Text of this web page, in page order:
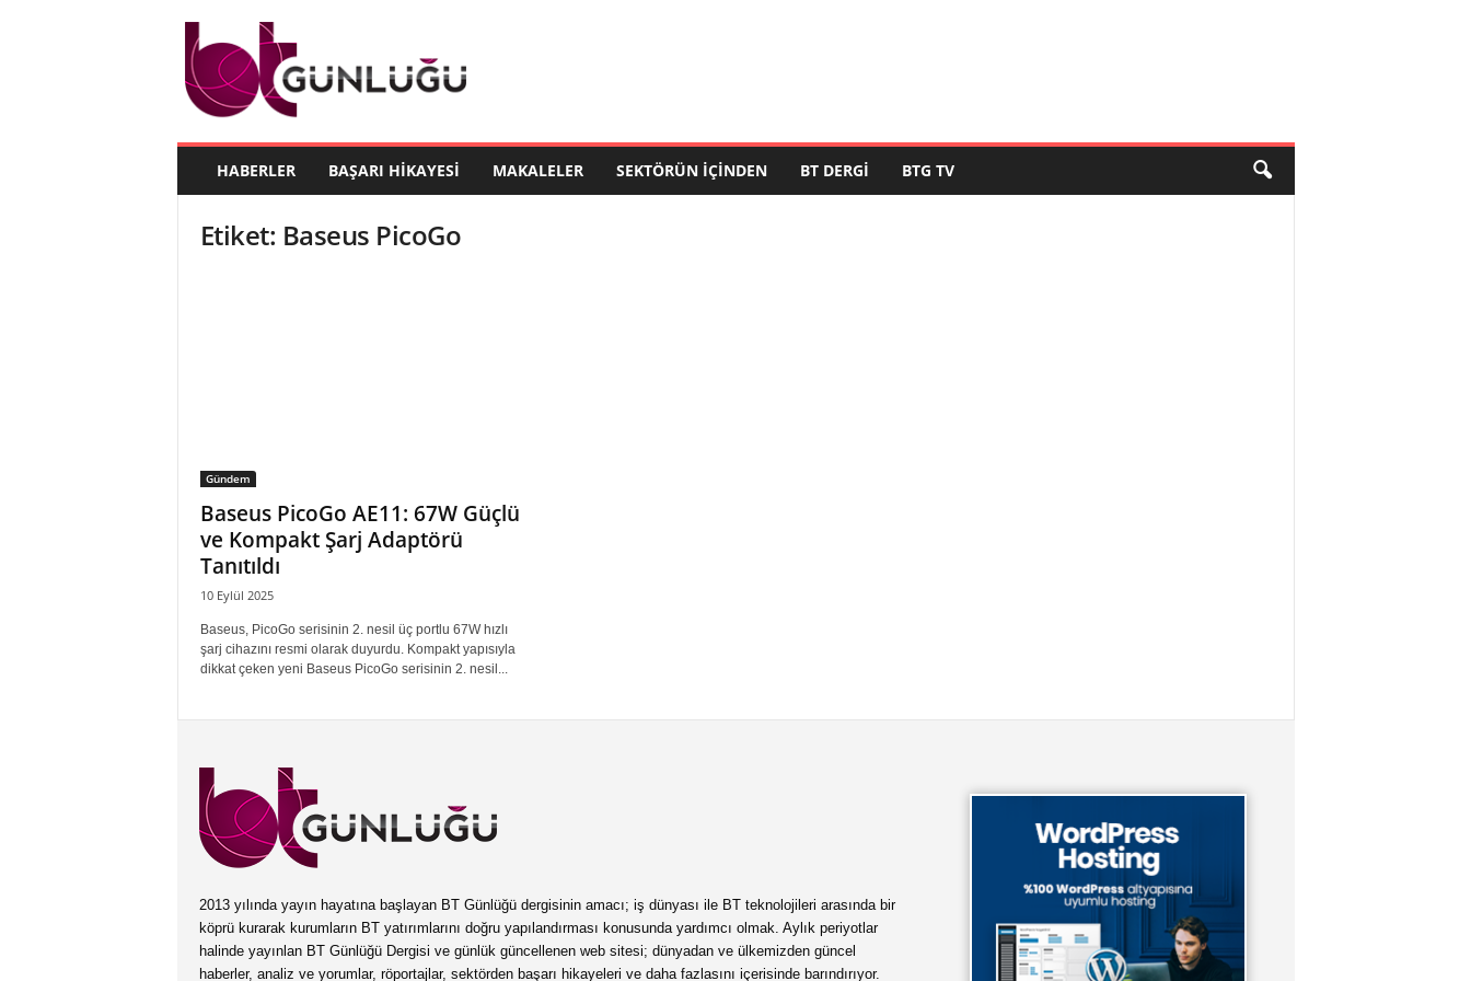
B
HABERLER BAŞARI HIKAYESI MAKALELER SEKTÖRÜN İÇINDEN BT DERGI BTG TV
Etiket: Baseus PicoGo
Gündem
Baseus PicoGo AE11: 67W Güçlü
ve Kompakt Şarj Adaptörü
Tanıtıldı
10 Eylül 2025
Baseus, PicoGo serisinin 2. nesil üç portlu 67W hızlı
şarj cihazını resmi olarak duyurdu. Kompakt yapısıyla
dikkat çeken yeni Baseus PicoGo serisinin 2. nesil...
2013 yılında yayın hayatına başlayan BT Günlüğü dergisinin amacı; iş dünyası ile BT teknolojileri arasında bir
köprü kurarak kurumların BT yatırımlarını doğru yapılandırması konusunda yardımcı olmak. Aylık periyotlar
halinde yayınlan BT Günlüğü Dergisi ve günlük güncellenen web sitesi; dünyadan ve ülkemizden güncel
haberler, analiz ve yorumlar, röportajlar, sektörden başarı hikayeleri ve daha fazlasını içerisinde barındırıyor.